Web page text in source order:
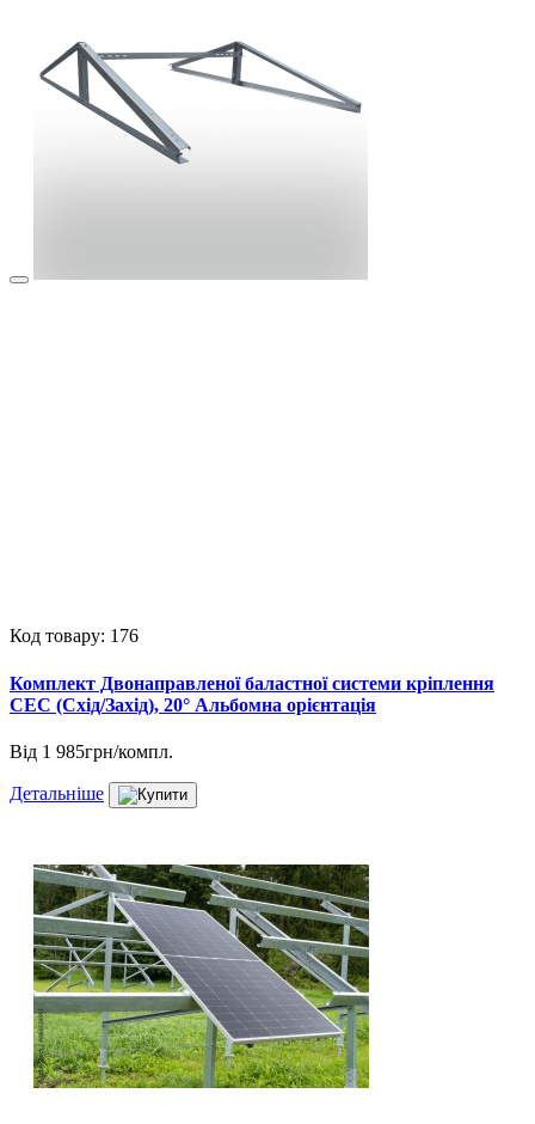
Код товару: 176
Комплект Двонаправленої баластної системи кріплення
СЕС (Схід/Захід), 20° Альбомна орієнтація
Від 1 985грн/компл.
Детальніше